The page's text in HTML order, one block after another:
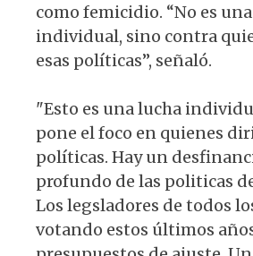
como femicidio. “No es
individual, sino contra
esas políticas”, señaló.
"Esto es una lucha
pone el foco en quienes
políticas. Hay un
profundo de las politicas
Los legsladores de todos
votando estos últimos